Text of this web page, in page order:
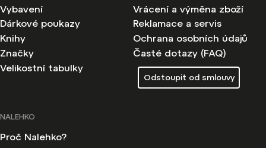
Vybavení
Dárkové poukazy
Knihy
Značky
Velikostní tabulky
Vrácení a výměna zboží
Reklamace a servis
Ochrana osobních údajů
Časté dotazy (FAQ)
Odstoupit od smlouvy
NALEHKO
Proč Nalehko?